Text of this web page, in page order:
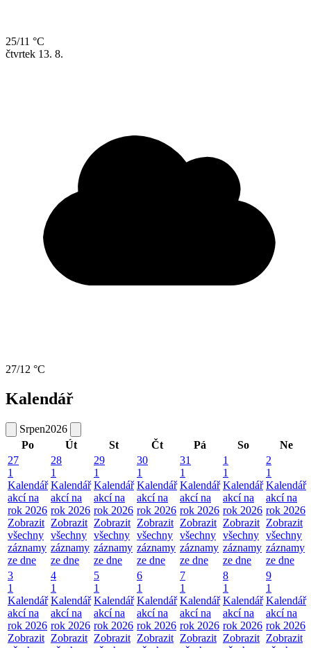
25/11 °C
čtvrtek 13. 8.
27/12 °C
Kalendář
Srpen2026
Po
Út St Čt Pá So
Ne
27
1
Kalendář
akcí na
rok 2026
Zobrazit
všechny
záznamy
ze dne
28
1
Kalendář
akcí na
rok 2026
Zobrazit
všechny
záznamy
ze dne
29
1
Kalendář
akcí na
rok 2026
Zobrazit
všechny
záznamy
ze dne
30
1
Kalendář
akcí na
rok 2026
Zobrazit
všechny
záznamy
ze dne
31
1
Kalendář
akcí na
rok 2026
Zobrazit
všechny
záznamy
ze dne
1
1
Kalendář
akcí na
rok 2026
Zobrazit
všechny
záznamy
ze dne
2
1
Kalendář
akcí na
rok 2026
Zobrazit
všechny
záznamy
ze dne
3
1
Kalendář
akcí na
rok 2026
Zobrazit
4
1
Kalendář
akcí na
rok 2026
Zobrazit
5
1
Kalendář
akcí na
rok 2026
Zobrazit
6
1
Kalendář
akcí na
rok 2026
Zobrazit
7
1
Kalendář
akcí na
rok 2026
Zobrazit
8
1
Kalendář
akcí na
rok 2026
Zobrazit
9
1
Kalendář
akcí na
rok 2026
Zobrazit